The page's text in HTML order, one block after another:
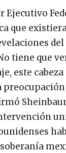
Ejecutivo
que
del
tiene que
este